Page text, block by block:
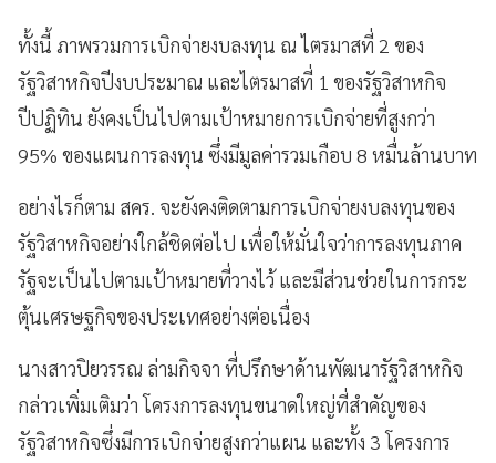
ทั้งนี้ ภาพรวมการเบิกจ่ายงบลงทุน ณ ไตรมาสที่ 2 ของ
รัฐวิสาหกิจปีงบประมาณ และไตรมาสที่ 1 ของรัฐวิสาหกิจ
ปีปฏิทิน ยังคงเป็นไปตามเป้าหมายการเบิกจ่ายที่สูงกว่า
95% ของแผนการลงทุน ซึ่งมีมูลค่ารวมเกือบ 8 หมื่นล้านบาท
อย่างไรก็ตาม สคร. จะยังคงติดตามการเบิกจ่ายงบลงทุนของ
รัฐวิสาหกิจอย่างใกล้ชิดต่อไป เพื่อให้มั่นใจว่าการลงทุนภาค
รัฐจะเป็นไปตามเป้าหมายที่วางไว้ และมีส่วนช่วยในการกระ
ตุ้นเศรษฐกิจของประเทศอย่างต่อเนื่อง
นางสาวปิยวรรณ ล่ามกิจจา ที่ปรึกษาด้านพัฒนารัฐวิสาหกิจ
กล่าวเพิ่มเติมว่า โครงการลงทุนขนาดใหญ่ที่สำคัญของ
รัฐวิสาหกิจซึ่งมีการเบิกจ่ายสูงกว่าแผน และทั้ง 3 โครงการ